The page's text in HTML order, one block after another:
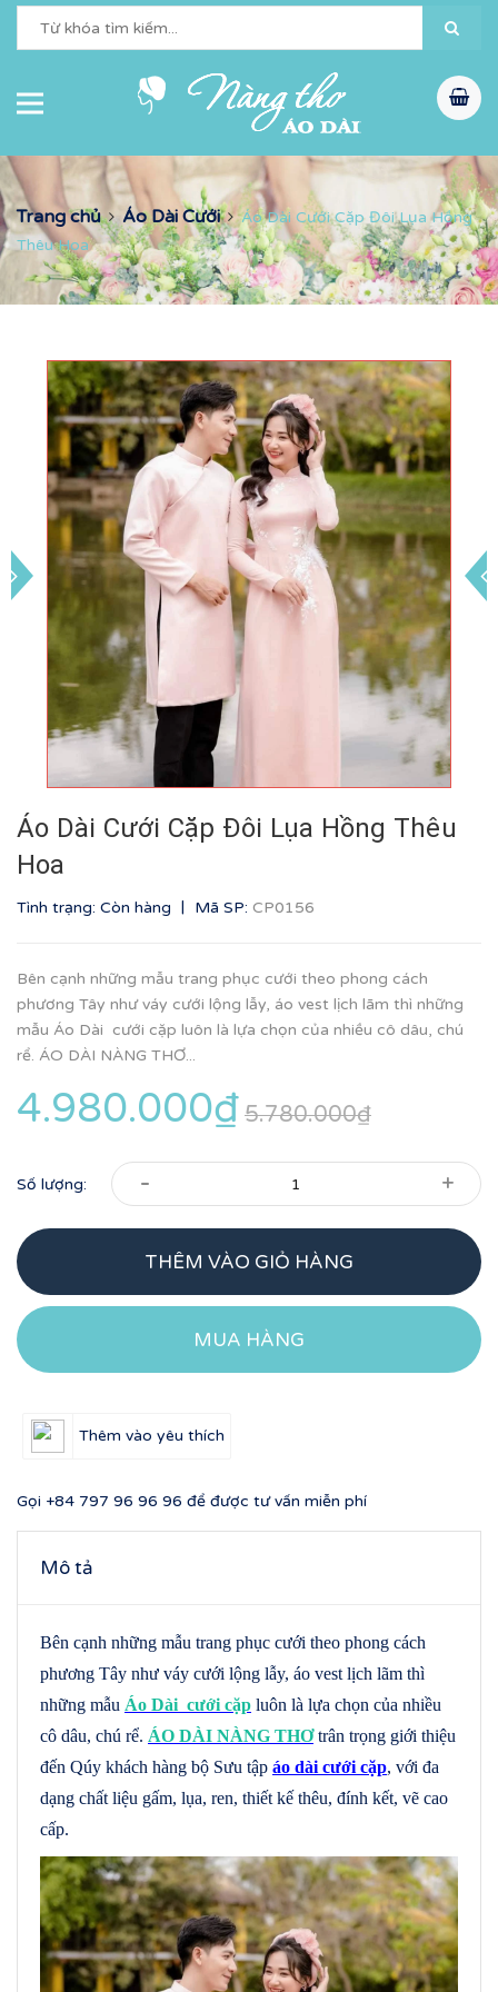
Trang chủ Áo Dài Cưới
Áo Dài Cưới Cặp Đôi Lụa Hồng
Thêu Hoa
Áo Dài Cưới Cặp Đôi Lụa Hồng Thêu
Hoa
Tình trạng: Còn hàng | Mã SP: CP0156
Bên cạnh những mẫu trang phục cưới theo phong cách
phương Tây như váy cưới lộng lẫy, áo vest lịch lãm thì những
mẫu Áo Dài cưới cặp luôn là lựa chọn của nhiều cô dâu, chú
rể. ÁO DÀI NÀNG THƠ...
4.980.000₫ 5.780.000₫
Số lượng: - +
THÊM VÀO GIỎ HÀNG
MUA HÀNG
Thêm vào yêu thích
Gọi +84 797 96 96 96 để được tư vấn miễn phí
Mô tả
Bên cạnh những mẫu trang phục cưới theo phong cách
phương Tây như váy cưới lộng lẫy, áo vest lịch lãm thì
những mẫu Áo Dài cưới cặp luôn là lựa chọn của nhiều
cô dâu, chú rể. ÁO DÀI NÀNG THƠtrân trọng giới thiệu
đến Qúy khách hàng bộ Sưu tập áo dài cưới cặp, với đa
dạng chất liệu gấm, lụa, ren, thiết kế thêu, đính kết, vẽ cao
cấp.